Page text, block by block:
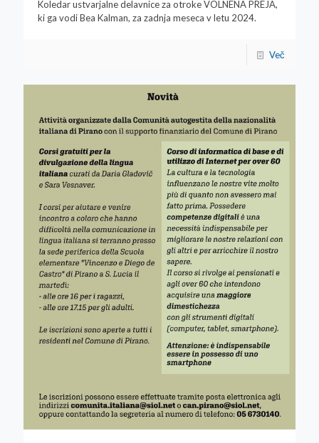
Koledar ustvarjalne delavnice za otroke VOLNENA PREJA,
ki ga vodi Bea Kalman, za zadnja meseca v letu 2024.
Več